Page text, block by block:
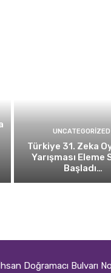
UNCATEGORIZED
Türkiye 31. Zeka
Yarışması Eleme
Başladı…
Doğramacı Bulvarı